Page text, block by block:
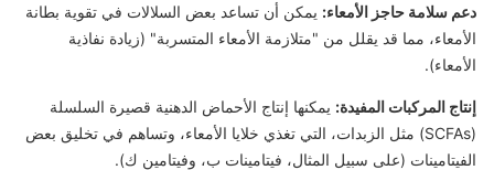
دعم سلامة حاجز الأمعاء: يمكن أن تساعد بعض السلالات في تقوية بطانة
الأمعاء، مما قد يقلل من "متلازمة الأمعاء المتسربة" (زيادة نفاذية
الأمعاء).
إنتاج المركبات المفيدة: يمكنها إنتاج الأحماض الدهنية قصيرة السلسلة
(SCFAs) مثل الزبدات، التي تغذي خلايا الأمعاء، وتساهم في تخليق بعض
الفيتامينات (على سبيل المثال، فيتامينات ب، وفيتامين ك).